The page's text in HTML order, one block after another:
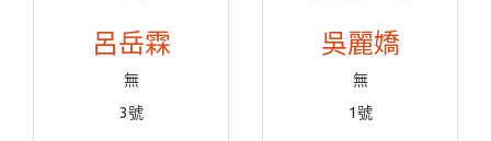
呂岳霖
無
3號
吳麗嬌
無
1號